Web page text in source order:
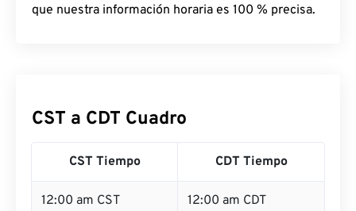
que nuestra información horaria es 100 % precisa.
CST a CDT Cuadro
CST Tiempo CDT Tiempo
12:00 am CST
12:00 am CDT